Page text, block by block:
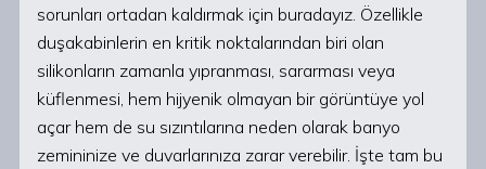
sorunları ortadan kaldırmak için buradayız. Özellikle
duşakabinlerin en kritik noktalarından biri olan
silikonların zamanla yıpranması, sararması veya
küflenmesi, hem hijyenik olmayan bir görüntüye yol
açar hem de su sızıntılarına neden olarak banyo
zemininize ve duvarlarınıza zarar verebilir. İşte tam bu